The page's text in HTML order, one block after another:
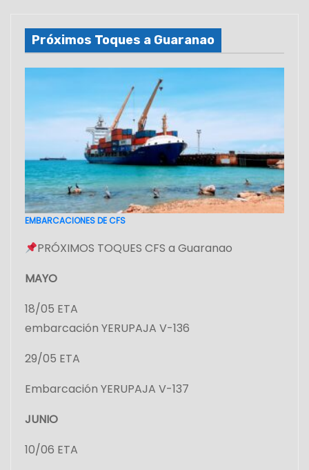
Próximos Toques a Guaranao
EMBARCACIONES DE CFS
PRÓXIMOS TOQUES CFS a Guaranao
MAYO
18/05 ETA
embarcación YERUPAJA V-136
29/05 ETA
Embarcación YERUPAJA V-137
JUNIO
10/06 ETA